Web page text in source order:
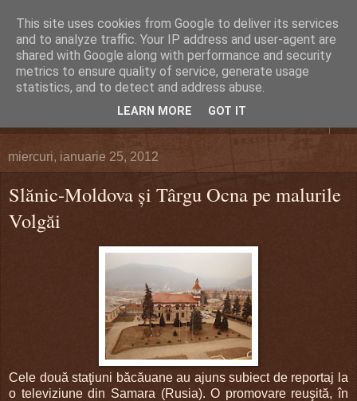
DEFERLĂRI
Despre şi pentru Bacău. Totul la obiect.
miercuri, ianuarie 25, 2012
Slănic-Moldova şi Târgu Ocna pe malurile
Volgăi
Cele două staţiuni băcăuane au ajuns subiect de reportaj la
o televiziune din Samara (Rusia). O promovare reuşită, în
This site uses cookies from Google to deliver its services
and to analyze traffic. Your IP address and user-agent are
shared with Google along with performance and security
metrics to ensure quality of service, generate usage
statistics, and to detect and address abuse.
LEARN MORE GOT IT